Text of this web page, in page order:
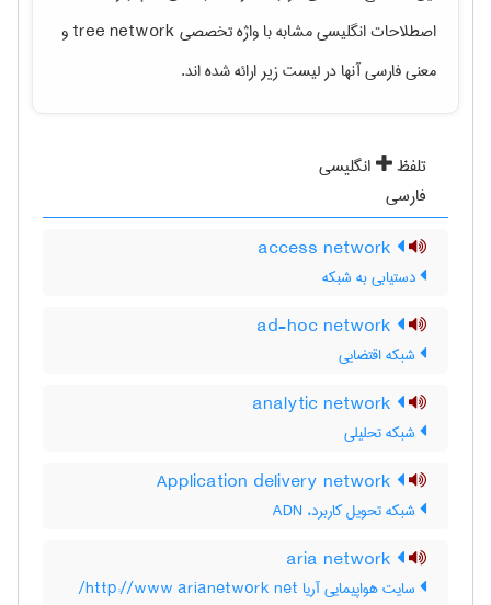
اصطلاحات انگلیسی مشابه با واژه تخصصیtree networkو
معنی فارسی آنها در لیست زیر ارائه شده اند.
تلفظ
انگلیسی
فارسی
دستیابی به شبکه
شبکه اقتضایی
شبکه تحلیلی
شبکه تحویل کاربرد، ADN
سایت هواپیمایی آریا http://www arianetwork net/